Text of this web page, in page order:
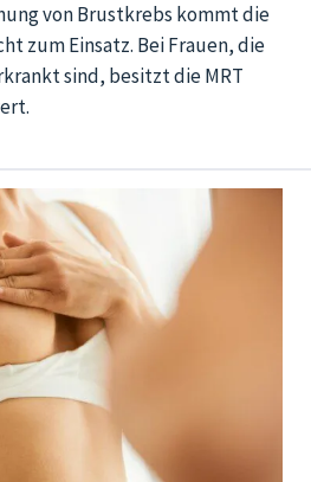
von Brustkrebs kommt die
zum Einsatz. Bei Frauen, die
sind, besitzt die MRT